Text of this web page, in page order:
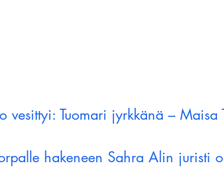
vesittyi: Tuomari jyrkkänä – Maisa
hakeneen Sahra Alin juristi